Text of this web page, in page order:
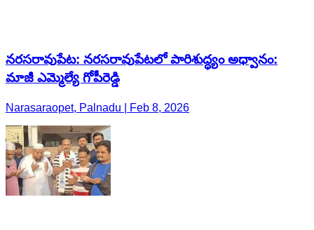
నరసరావుపేట: నరసరావుపేటలో పారిశుద్ధ్యం అధ్వానం:
మాజీ ఎమ్మెల్యే గోపీరెడ్డి
Narasaraopet, Palnadu | Feb 8, 2026